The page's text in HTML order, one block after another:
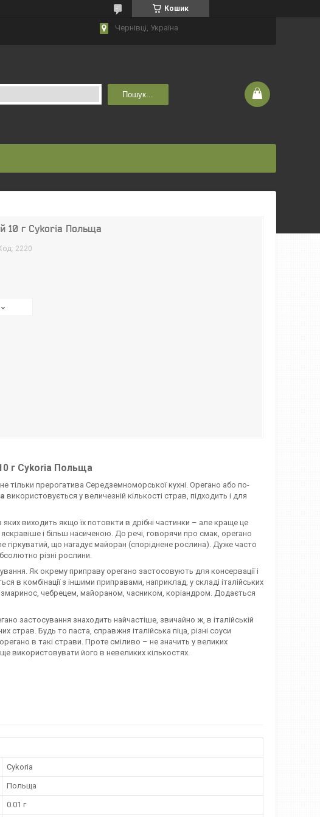
Кошик
Чернівці, Україна
Пошук...
10 г Cykoria Польща
2220
г Cykoria Польща
тільки прерогатива Середземноморської кухні. Орегано або по-
використовується у величезній кількості страв, підходить і для
яких виходить якщо їх потовкти в дрібні частинки – але краще це
і більш насиченою. До речі, говорячи про смак, орегано
що нагадує майоран (споріднене рослина). Дуже часто
різні рослини.
Як окрему приправу орегано застосовують для консервації і
в комбінації з іншими приправами, наприклад, у складі італійських
чебрецем, майораном, часником, коріандром. Додається
застосування знаходить найчастіше, звичайно ж, в італійській
страв. Будь то паста, справжня італійська піца, різні соуси
в такі страви. Проте сміливо – не значить у великих
використовувати його в невеликих кількостях.
Cykoria
Польща
0.01 г